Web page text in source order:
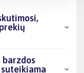
barzdos